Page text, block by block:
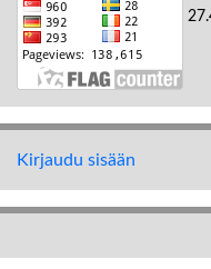
Kirjaudu sisään